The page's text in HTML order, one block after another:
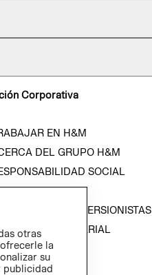
Corporativa
EN H&M
DEL GRUPO H&M
SOCIAL
CON INVERSIONISTAS
EMPRESARIAL
otras
la
su
publicidad